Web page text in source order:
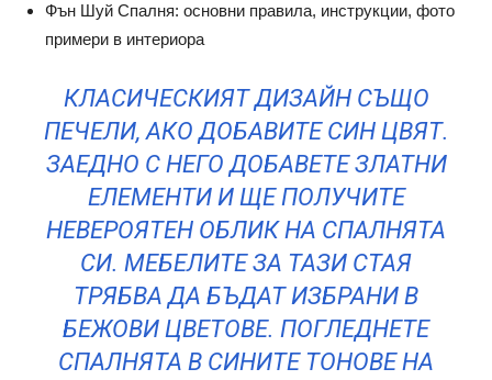
Фън Шуй Спалня: основни правила, инструкции, фото
примери в интериора
КЛАСИЧЕСКИЯТ ДИЗАЙН СЪЩО
ПЕЧЕЛИ, АКО ДОБАВИТЕ СИН ЦВЯТ.
ЗАЕДНО С НЕГО ДОБАВЕТЕ ЗЛАТНИ
ЕЛЕМЕНТИ И ЩЕ ПОЛУЧИТЕ
НЕВЕРОЯТЕН ОБЛИК НА СПАЛНЯТА
СИ. МЕБЕЛИТЕ ЗА ТАЗИ СТАЯ
ТРЯБВА ДА БЪДАТ ИЗБРАНИ В
БЕЖОВИ ЦВЕТОВЕ. ПОГЛЕДНЕТЕ
СПАЛНЯТА В СИНИТЕ ТОНОВЕ НА